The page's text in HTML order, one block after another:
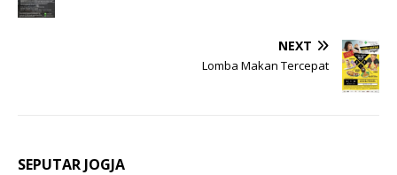
NEXT
Lomba Makan Tercepat
SEPUTAR JOGJA